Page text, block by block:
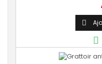

